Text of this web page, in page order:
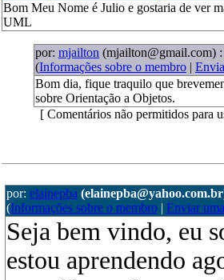
Bom Meu Nome é Julio e gostaria de ver
UML
por: mjailton (mjailton@gmail.com)
(Informações sobre o membro |
Bom dia, fique traquilo que
sobre Orientação a Objetos.
[ Comentários não permitidos para
por: elainepba
(Informações sobre o membro| Enviar
Seja bem vindo, eu
estou aprendendo